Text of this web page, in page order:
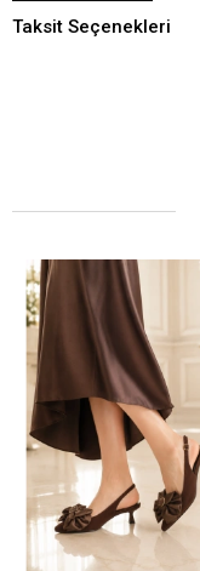
Taksit Seçenekleri